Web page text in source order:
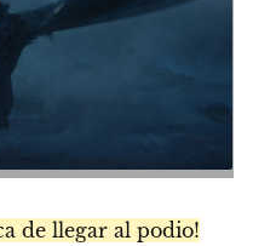
de llegar al podio!